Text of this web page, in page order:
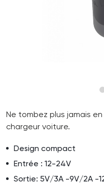
Ne tombez plus jamais
chargeur voiture.
Design compact
Entrée : 12-24V
Sortie: 5V/3A -9V/2A -